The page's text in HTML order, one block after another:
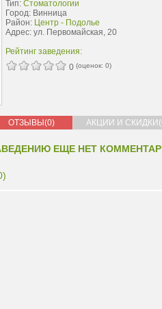
Тип: Стоматологии
Город: Винница
Район: Центр - Подолье
Адрес: ул. Первомайская, 20
Рейтинг заведения:
0 (оценок: 0)
ОТЗЫВЫ(0) АКЦИИ И
ЕЩЕ НЕТ